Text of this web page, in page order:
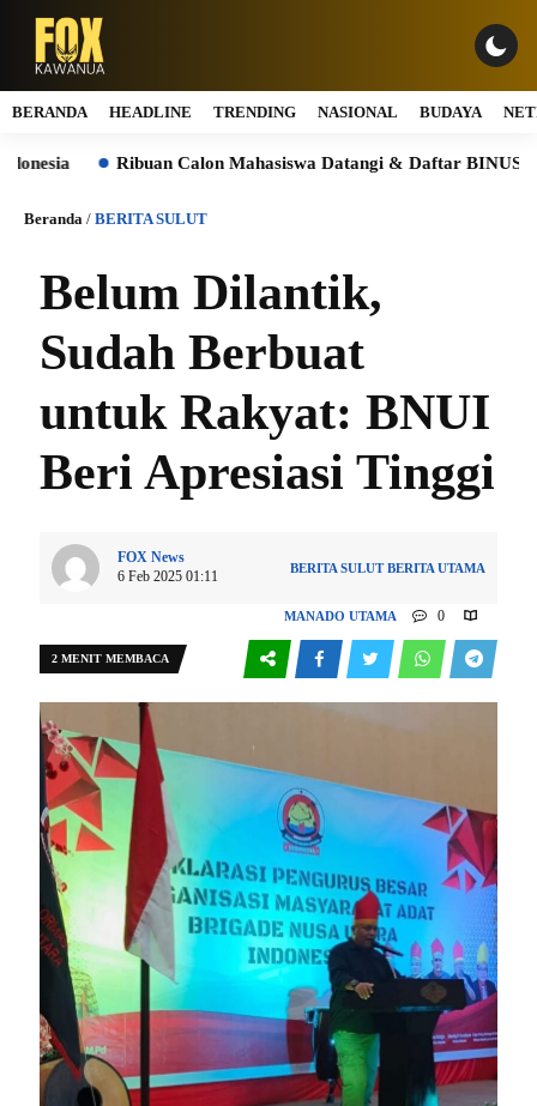
BERANDA HEADLINE TRENDING NASIONAL BUDAYA
Ribuan Calon Mahasiswa Datangi & Daftar BINUS
Beranda / BERITA SULUT
Belum Dilantik,
Sudah Berbuat
untuk Rakyat: BNUI
Beri Apresiasi Tinggi
FOX News
6 Feb 2025 01:11
BERITA SULUT BERITA UTAMA
MANADO UTAMA 0
527
2 MENIT MEMBACA